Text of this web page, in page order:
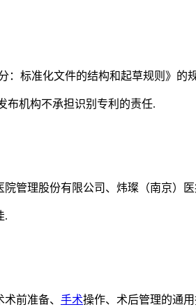
：标准化文件的结构和起草规则》的
布机构不承担识别专利的责任.
管理股份有限公司、炜璨（南京）
.
前准备、 手术操作、术后管理的通